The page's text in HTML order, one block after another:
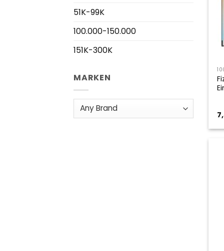
51K-99K
100.000-150.000
151K-300K
MARKEN